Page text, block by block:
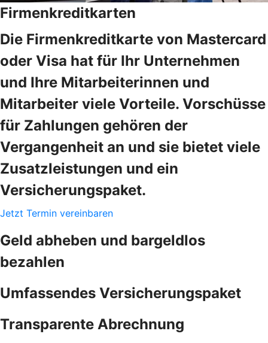
Firmenkreditkarten
Die Firmenkreditkarte von Mastercard
oder Visa hat für Ihr Unternehmen
und Ihre Mitarbeiterinnen und
Mitarbeiter viele Vorteile. Vorschüsse
für Zahlungen gehören der
Vergangenheit an und sie bietet viele
Zusatzleistungen und ein
Versicherungspaket.
Jetzt Termin vereinbaren
Geld abheben und bargeldlos
bezahlen
Umfassendes Versicherungspaket
Transparente Abrechnung